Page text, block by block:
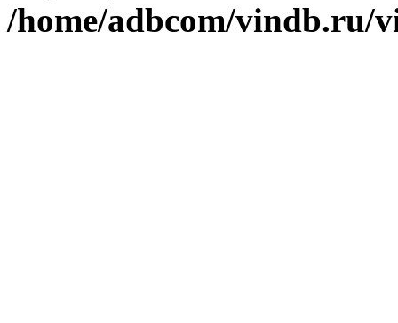
/home/adbcom/vindb.ru/